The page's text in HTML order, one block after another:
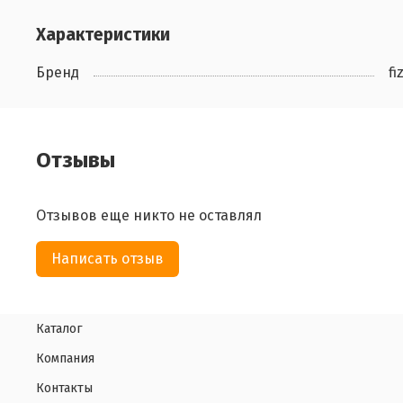
Характеристики
Бренд
Отзывы
Отзывов еще никто не оставлял
Написать отзыв
Каталог
Компания
Контакты